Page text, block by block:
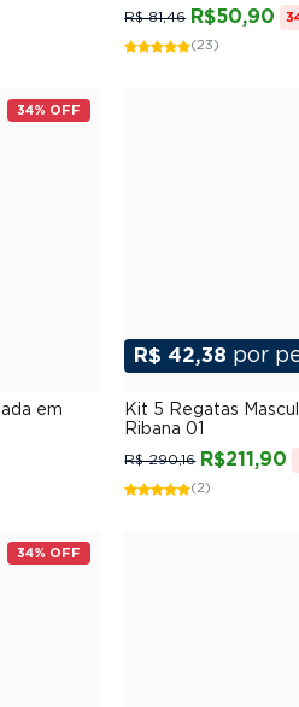
R$50,90
R$ 81,46
(23)
34% OFF
em
R$ 42,38 por
Kit 5 Regatas
Ribana 01
R$211,90
R$ 290,16
(2)
34% OFF